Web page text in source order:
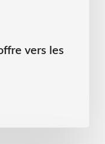
vers les